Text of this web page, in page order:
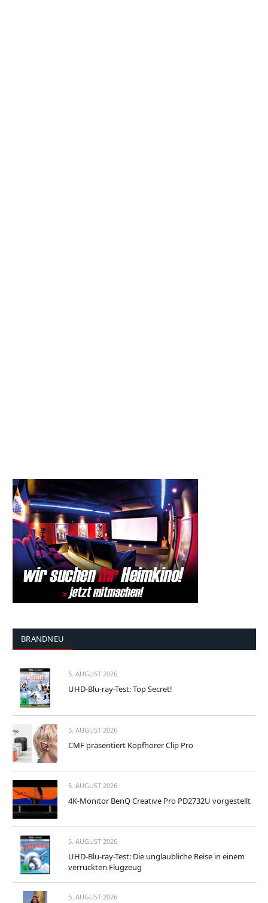
BRANDNEU
5. AUGUST 2026
UHD-Blu-ray-Test: Top Secret!
5. AUGUST 2026
CMF präsentiert Kopfhörer Clip Pro
5. AUGUST 2026
4K-Monitor BenQ Creative Pro PD2732U vorgestellt
5. AUGUST 2026
UHD-Blu-ray-Test: Die unglaubliche Reise in einem
verrückten Flugzeug
5. AUGUST 2026